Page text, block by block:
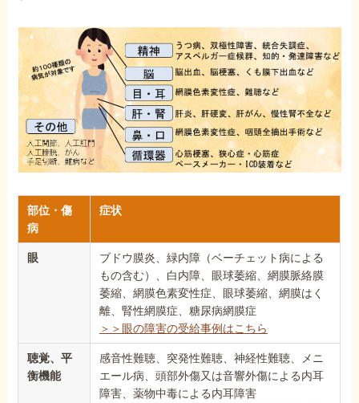
部位・傷
病
症状
眼
ブドウ膜炎、緑内障（ベーチェット病による
もの含む）、白内障、眼球萎縮、網膜脈絡膜
萎縮、網膜色素変性症、眼球萎縮、網膜はく
離、腎性網膜症、糖尿病網膜症
＞＞眼の障害の受給事例はこちら
聴覚、平
衡機能
感音性難聴、突発性難聴、神経性難聴、メニ
エール病、頭部外傷又は音響外傷による内耳
障害、薬物中毒による内耳障害